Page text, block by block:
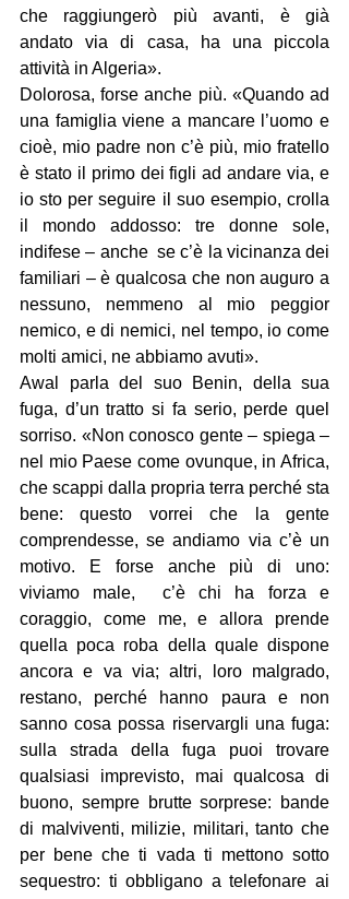
che raggiungerò più avanti, è già
andato via di casa, ha una piccola
attività in Algeria».
Dolorosa, forse anche più. «Quando ad
una famiglia viene a mancare l’uomo e
cioè, mio padre non c’è più, mio fratello
è stato il primo dei figli ad andare via, e
io sto per seguire il suo esempio, crolla
il mondo addosso: tre donne sole,
indifese – anche  se c’è la vicinanza dei
familiari – è qualcosa che non auguro a
nessuno, nemmeno al mio peggior
nemico, e di nemici, nel tempo, io come
molti amici, ne abbiamo avuti».
Awal parla del suo Benin, della sua
fuga, d’un tratto si fa serio, perde quel
sorriso. «Non conosco gente – spiega –
nel mio Paese come ovunque, in Africa,
che scappi dalla propria terra perché sta
bene: questo vorrei che la gente
comprendesse, se andiamo via c’è un
motivo. E forse anche più di uno:
viviamo male,  c’è chi ha forza e
coraggio, come me, e allora prende
quella poca roba della quale dispone
ancora e va via; altri, loro malgrado,
restano, perché hanno paura e non
sanno cosa possa riservargli una fuga:
sulla strada della fuga puoi trovare
qualsiasi imprevisto, mai qualcosa di
buono, sempre brutte sorprese: bande
di malviventi, milizie, militari, tanto che
per bene che ti vada ti mettono sotto
sequestro: ti obbligano a telefonare ai